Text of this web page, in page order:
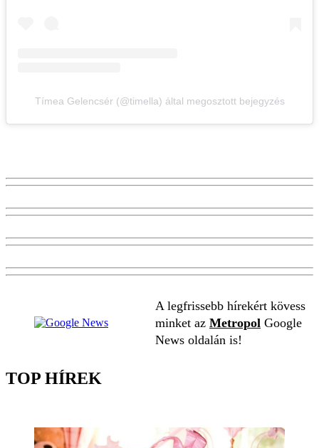
Tímea Gelencsér (@timella) által megosztott bejegyzés
A legfrissebb hírekért kövess
minket az Metropol Google
News oldalán is!
TOP HÍREK